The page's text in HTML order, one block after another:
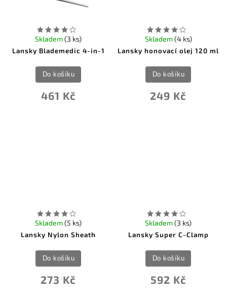
Lansky Blademedic 4-in-1
Skladem(3 ks)
461 Kč
Do košíku
Lansky honovací olej 120 ml
Skladem(4 ks)
249 Kč
Do košíku
Lansky Nylon Sheath
Skladem(5 ks)
273 Kč
Do košíku
Lansky Super C-Clamp
Skladem(3 ks)
592 Kč
Do košíku